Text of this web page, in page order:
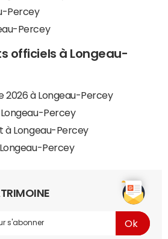
Percey
Percey
officiels à Longeau-
2026 à Longeau-Percey
Percey
à Longeau-Percey
Percey